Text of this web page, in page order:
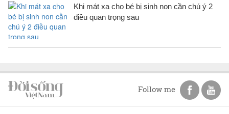
Khi mát xa cho bé bị sinh non cần chú ý 2
điều quan trọng sau
Follow me